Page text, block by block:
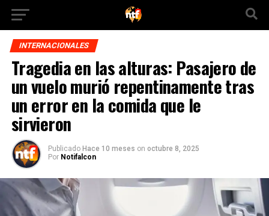
INTERNACIONALES
Tragedia en las alturas: Pasajero de
un vuelo murió repentinamente tras
un error en la comida que le
sirvieron
Publicado Hace 10 meses on octubre 8, 2025
Por Notifalcon